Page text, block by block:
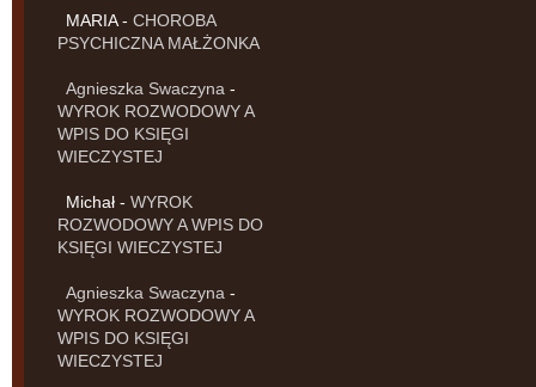
MARIA- CHOROBA
PSYCHICZNA MAŁŻONKA
Agnieszka Swaczyna -
WYROK ROZWODOWY A
WPIS DO KSIĘGI
WIECZYSTEJ
Michał - WYROK
ROZWODOWY A WPIS DO
KSIĘGI WIECZYSTEJ
Agnieszka Swaczyna -
WYROK ROZWODOWY A
WPIS DO KSIĘGI
WIECZYSTEJ